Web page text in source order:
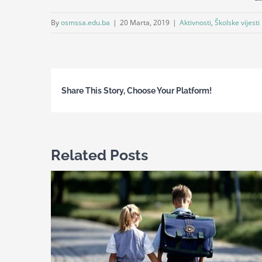
Byosmssa.edu.ba | 20 Marta, 2019 | Aktivnosti, Školske vijesti
Share This Story, Choose Your Platform!
Related Posts